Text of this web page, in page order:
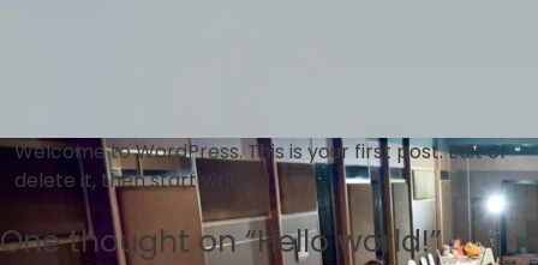
Welcome to WordPress. This is your first post. Edit or
delete it, then start writing!
One thought on “Hello world!”